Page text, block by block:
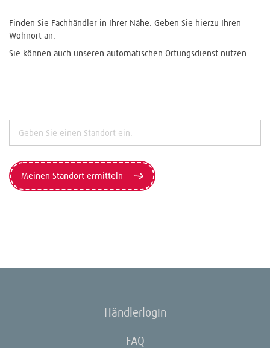
Finden Sie Fachhändler in Ihrer Nähe. Geben Sie hierzu Ihren
Wohnort an.
Sie können auch unseren automatischen Ortungsdienst nutzen.
Meinen Standort ermitteln
Händlerlogin
FAQ